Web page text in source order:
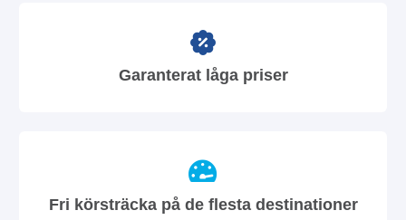
Garanterat låga priser
Fri körsträcka på de flesta destinationer